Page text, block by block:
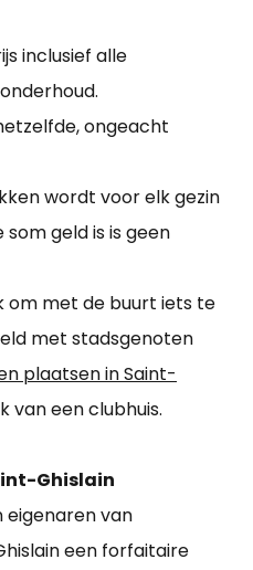
inclusief alle
ongeacht
wordt voor elk gezin
geld is is geen
om met de buurt iets te
met stadsgenoten
plaatsen in Saint-
van een clubhuis.
Ghislain
eigenaren van
een forfaitaire